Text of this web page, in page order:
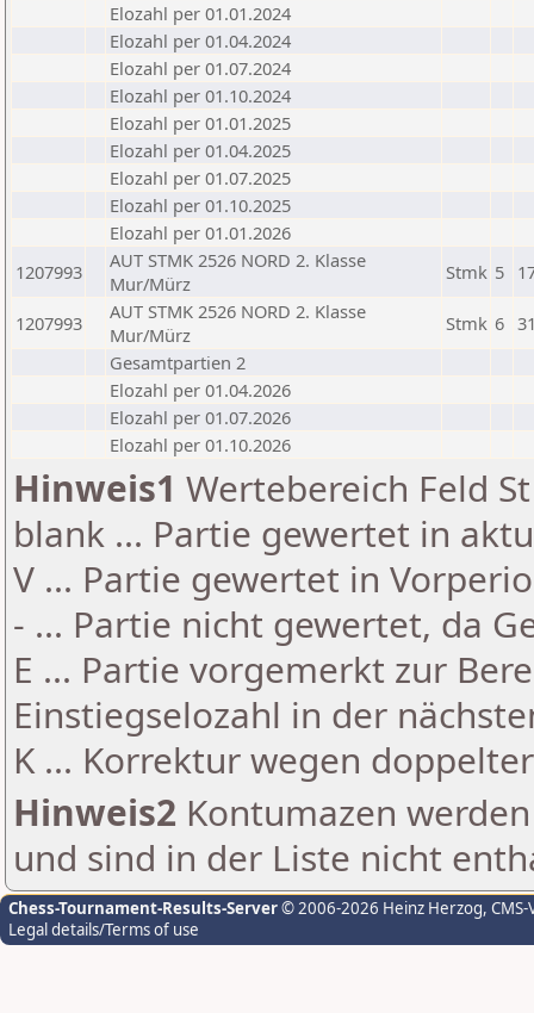
Elozahl per 01.01.2024
Elozahl per 01.04.2024
Elozahl per 01.07.2024
Elozahl per 01.10.2024
Elozahl per 01.01.2025
Elozahl per 01.04.2025
Elozahl per 01.07.2025
Elozahl per 01.10.2025
Elozahl per 01.01.2026
1207993
AUT STMK 2526 NORD 2. Klasse
Mur/Mürz
Stmk 5
1207993
AUT STMK 2526 NORD 2. Klasse
Mur/Mürz
Stmk 6
Gesamtpartien 2
Elozahl per 01.04.2026
Elozahl per 01.07.2026
Elozahl per 01.10.2026
Hinweis1 Wertebereich Feld
blank ... Partie gewertet in
V ... Partie gewertet in
- ... Partie nicht gewertet, da
E ... Partie vorgemerkt zur
Einstiegselozahl in der
K ... Korrektur wegen
Hinweis2 Kontumazen
und sind in der Liste nicht
Chess-Tournament-Results-Server© 2006-2026 Heinz Herzog,
Legal details/Terms of use